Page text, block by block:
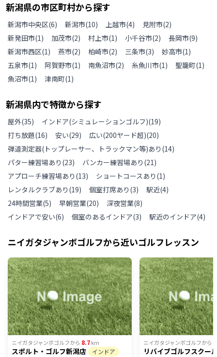
新潟県の市区町村から探す
新潟市中央区(6) 新潟市(10) 上越市(4) 見附市(2)
新発田市(1) 加茂市(2) 村上市(1) 小千谷市(2) 長岡市(9)
新潟市西区(1) 燕市(2) 柏崎市(2) 三条市(3) 妙高市(1)
五泉市(1) 阿賀野市(1) 南魚沼市(2) 糸魚川市(1) 聖籠町(1)
魚沼市(1) 津南町(1)
新潟県内で特徴から探す
屋外(35) インドア(シミュレーションゴルフ)(19)
打ち放題(16) 安い(29) 広い(200ヤード超)(20)
弾道測定器(トップレーサー、トラックマン等)あり (14)
パター練習場あり (23) バンカー練習場あり (21)
アプローチ練習場あり (13) ショートコースあり (1)
レンタルクラブあり (19) 個室打席あり (3) 駅近(4)
24時間営業(5) 早朝営業(20) 深夜営業(8)
インドアで安い(6) 個室のあるインドア(3) 駅近のインドア(4)
ニイガタジャンボゴルフから近いゴルフレッスン
ニイガタジャンボゴルフから 8.7km
スポルト・ゴルフ新潟店
インドア
ニイガタジャンボゴルフから
リバイブゴルフスクー